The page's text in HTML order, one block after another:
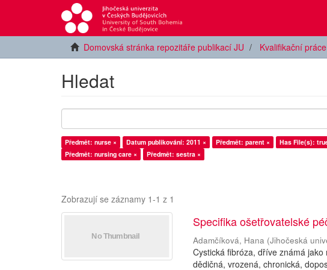
Domovská stránka repozitáře publikací JU Kvalifikační práce
Hledat
Předmět: nurse × Datum publikování: 2011 × Předmět: parent × Has File(s):
Předmět: nursing care ×
Předmět: sestra ×
Zobrazují se záznamy 1-1 z 1
Specifika ošetřovatelské
Adamčíková, Hana (Jihočeská
Cystická fibróza, dříve známá
dědičná, vrozená, chronická,